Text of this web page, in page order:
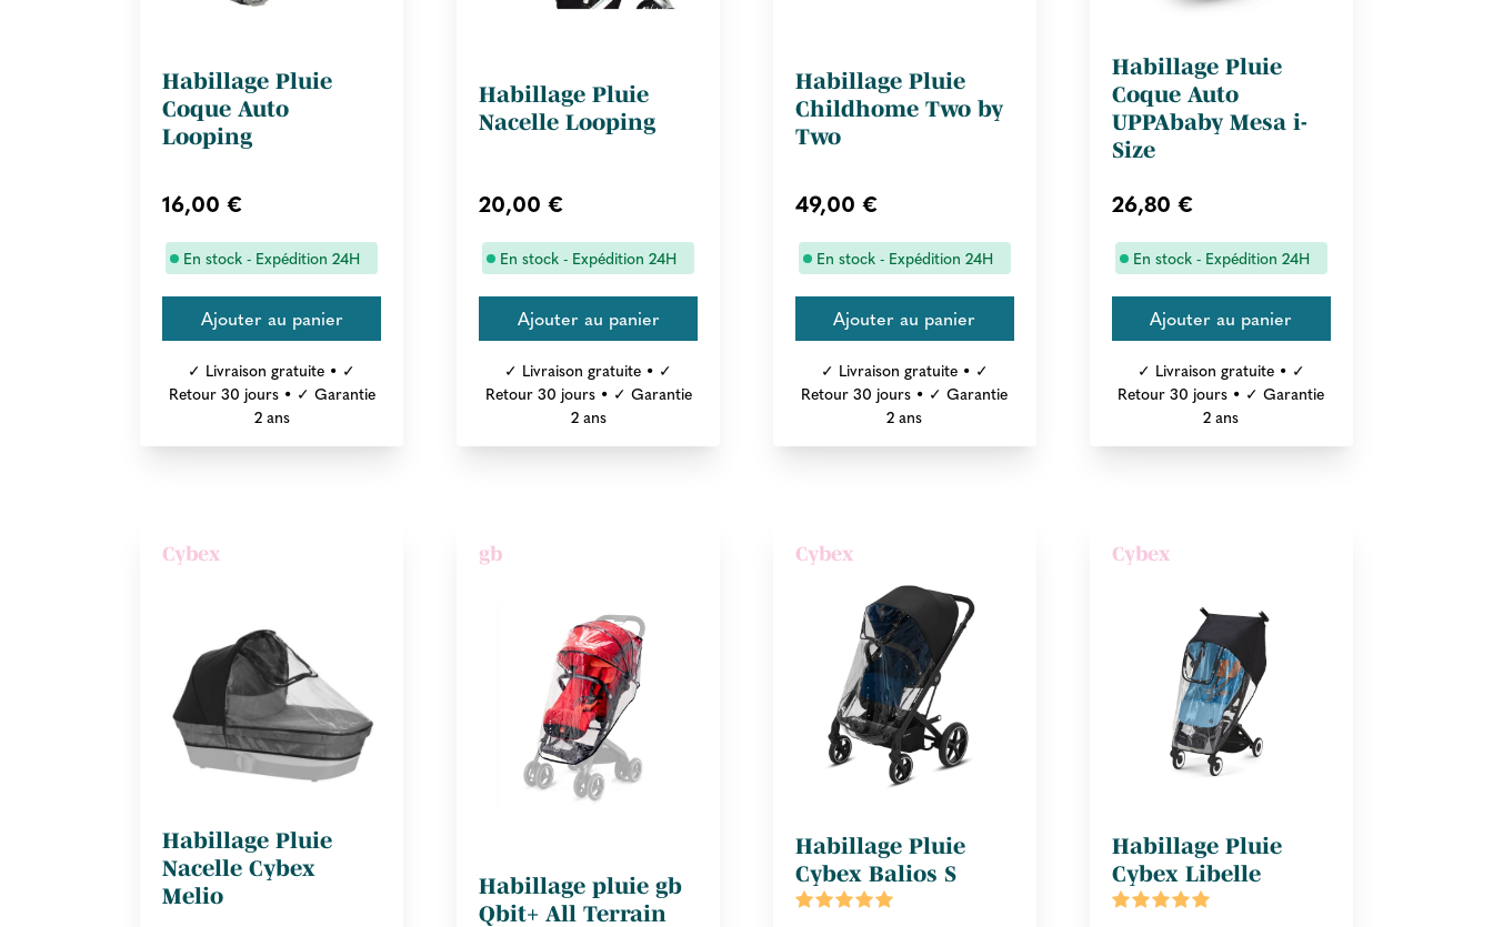
Habillage Pluie
Coque Auto
Looping
16,00 €
En stock - Expédition 24H
✓ Livraison gratuite • ✓
Retour 30 jours • ✓ Garantie
2 ans
Habillage Pluie
Nacelle Looping
20,00 €
En stock - Expédition 24H
✓ Livraison gratuite • ✓
Retour 30 jours • ✓ Garantie
2 ans
Habillage Pluie
Childhome Two by
Two
49,00 €
En stock - Expédition 24H
✓ Livraison gratuite • ✓
Retour 30 jours • ✓ Garantie
2 ans
Habillage Pluie
Coque Auto
UPPAbaby Mesa i-
Size
26,80 €
En stock - Expédition 24H
✓ Livraison gratuite • ✓
Retour 30 jours • ✓ Garantie
2 ans
Cybex
Habillage Pluie
Nacelle Cybex
Melio
gb
Habillage pluie gb
Qbit+ All Terrain
Cybex
Habillage Pluie
Cybex Balios S
Cybex
Habillage Pluie
Cybex Libelle